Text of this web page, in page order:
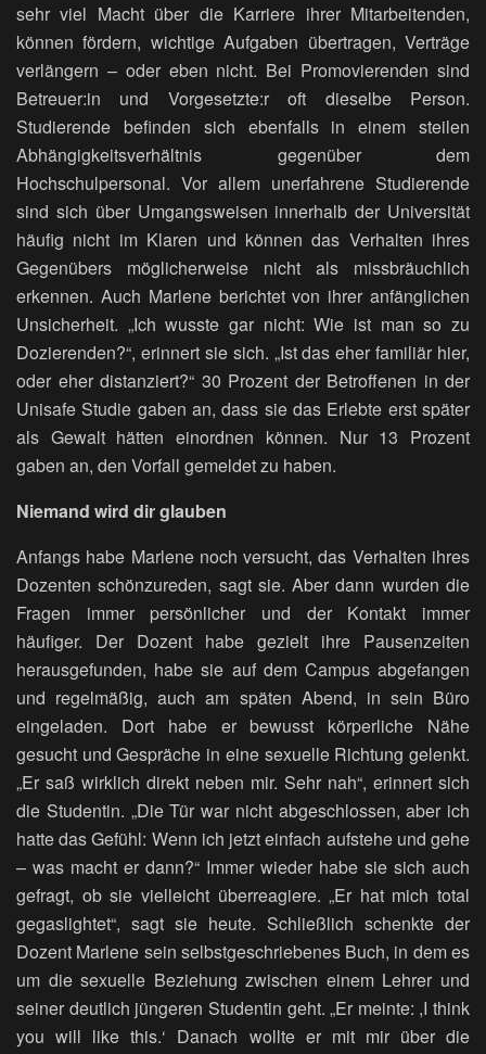
sehr viel Macht über die Karriere ihrer Mitarbeitenden,
können fördern, wichtige Aufgaben übertragen, Verträge
verlängern – oder eben nicht. Bei Promovierenden sind
Betreuer:in und Vorgesetzte:r oft dieselbe Person.
Studierende befinden sich ebenfalls in einem steilen
Abhängigkeitsverhältnis gegenüber dem
Hochschulpersonal. Vor allem unerfahrene Studierende
sind sich über Umgangsweisen innerhalb der Universität
häufig nicht im Klaren und können das Verhalten ihres
Gegenübers möglicherweise nicht als missbräuchlich
erkennen. Auch Marlene berichtet von ihrer anfänglichen
Unsicherheit. „Ich wusste gar nicht: Wie ist man so zu
Dozierenden?“, erinnert sie sich. „Ist das eher familiär hier,
oder eher distanziert?“ 30 Prozent der Betroffenen in der
Unisafe Studie gaben an, dass sie das Erlebte erst später
als Gewalt hätten einordnen können. Nur 13 Prozent
gaben an, den Vorfall gemeldet zu haben.
Niemand wird dir glauben
Anfangs habe Marlene noch versucht, das Verhalten ihres
Dozenten schönzureden, sagt sie. Aber dann wurden die
Fragen immer persönlicher und der Kontakt immer
häufiger. Der Dozent habe gezielt ihre Pausenzeiten
herausgefunden, habe sie auf dem Campus abgefangen
und regelmäßig, auch am späten Abend, in sein Büro
eingeladen. Dort habe er bewusst körperliche Nähe
gesucht und Gespräche in eine sexuelle Richtung gelenkt.
„Er saß wirklich direkt neben mir. Sehr nah“, erinnert sich
die Studentin. „Die Tür war nicht abgeschlossen, aber ich
hatte das Gefühl: Wenn ich jetzt einfach aufstehe und gehe
– was macht er dann?“ Immer wieder habe sie sich auch
gefragt, ob sie vielleicht überreagiere. „Er hat mich total
gegaslightet“, sagt sie heute. Schließlich schenkte der
Dozent Marlene sein selbstgeschriebenes Buch, in dem es
um die sexuelle Beziehung zwischen einem Lehrer und
seiner deutlich jüngeren Studentin geht. „Er meinte: ,I think
you will like this.‘ Danach wollte er mit mir über die